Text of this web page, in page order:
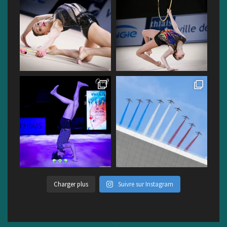
Charger plus Suivre sur Instagram